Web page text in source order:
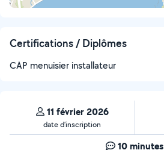
Certifications / Diplômes
CAP menuisier installateur
11 février 2026
date d’inscription
10 minutes